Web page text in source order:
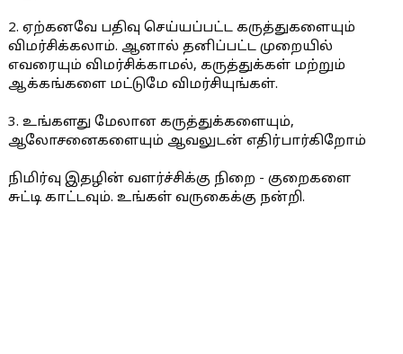
2. ஏற்கனவே பதிவு செய்யப்பட்ட கருத்துகளையும்
விமர்சிக்கலாம். ஆனால் தனிப்பட்ட முறையில்
எவரையும் விமர்சிக்காமல், கருத்துக்கள் மற்றும்
ஆக்கங்களை மட்டுமே விமர்சியுங்கள்.
3. உங்களது மேலான கருத்துக்களையும்,
ஆலோசனைகளையும் ஆவலுடன் எதிர்பார்கிறோம்
நிமிர்வு இதழின் வளர்ச்சிக்கு நிறை - குறைகளை
சுட்டி காட்டவும். உங்கள் வருகைக்கு நன்றி.